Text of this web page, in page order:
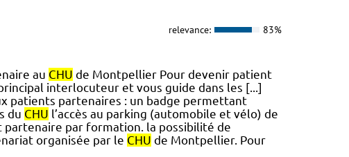
relevance: 83%
au CHU de Montpellier Pour devenir patient
interlocuteur et vous guide dans les [...]
patients partenaires : un badge permettant
du CHU l’accès au parking (automobile et vélo) de
partenaire par formation. la possibilité de
organisée par le CHU de Montpellier. Pour